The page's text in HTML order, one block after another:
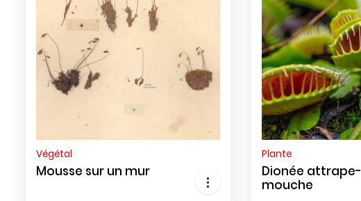
Végétal
Mousse sur un mur
Plante
Dionée attrape-
mouche